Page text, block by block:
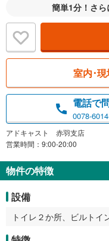
簡単1分！さ
室内･
電話で
0078-
アドキャスト 赤羽支店
営業時間：9:00-20:00
物件の特徴
設備
トイレ２か所、ビルトイ